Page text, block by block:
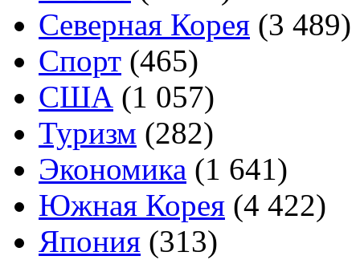
Северная Корея (3 489)
Спорт (465)
США (1 057)
Туризм (282)
Экономика (1 641)
Южная Корея (4 422)
Япония (313)